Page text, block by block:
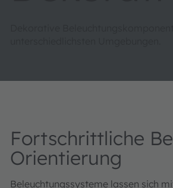
Fortschrittliche
Orientierung
Beleuchtungssysteme lassen sich